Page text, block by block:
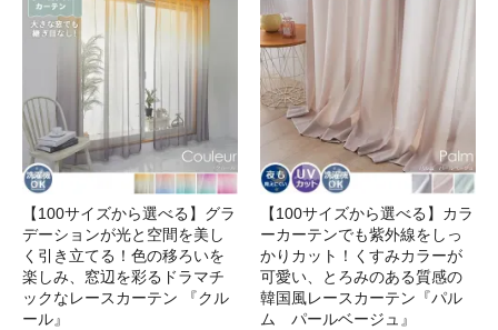
【100サイズから選べる】グラ
デーションが光と空間を美し
く引き立てる！色の移ろいを
楽しみ、窓辺を彩るドラマチ
ックなレースカーテン 『クル
ール』
【100サイズから選べる】カラ
ーカーテンでも紫外線をしっ
かりカット！くすみカラーが
可愛い、とろみのある質感の
韓国風レースカーテン『パル
ム パールベージュ』